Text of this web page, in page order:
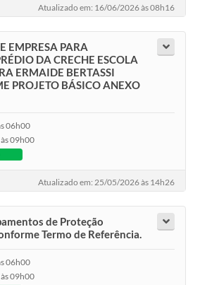
Atualizado em: 16/06/2026 às 08h16
EMPRESA PARA
DA CRECHE ESCOLA
ERMAIDE BERTASSI
PROJETO BÁSICO ANEXO
06h00
09h00
Atualizado em: 25/05/2026 às 14h26
de Proteção
Termo de Referência.
06h00
09h00